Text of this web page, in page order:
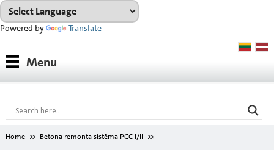
Powered by Translate
Produkti
Produktu sistēmas
Konsultācijas
Noma
Menu
Home Betona remonta sistēma PCC I/II